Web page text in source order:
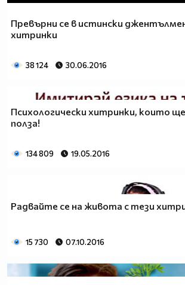
Превърни се в истински
хитринки
38 124 30.06.2016
Психологически хитринки, които
полза!
134 809 19.05.2016
Радвайте се на живота с тези
15 730 07.10.2016